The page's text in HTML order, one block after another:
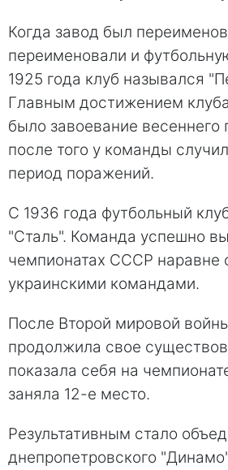
Когда завод был
переименовали и
1925 года клуб назывался
Главным достижением
было завоевание весеннего
после того у команды
период поражений.
С 1936 года футбольный
"Сталь". Команда успешно
чемпионатах СССР наравне
украинскими командами.
После Второй мировой
продолжила свое
показала себя на
заняла 12-е место.
Результативным стало
днепропетровского